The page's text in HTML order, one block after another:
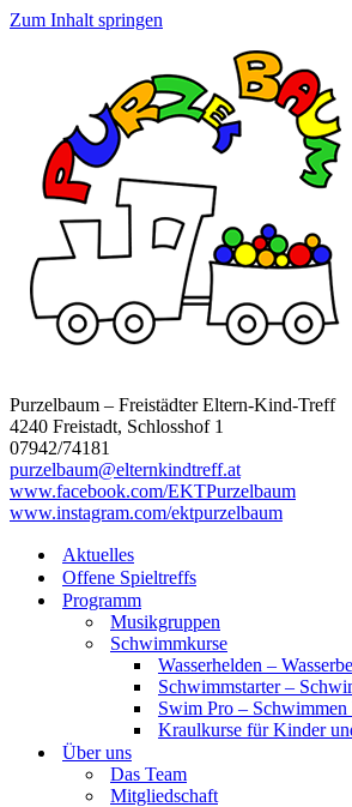
Zum Inhalt springen
Purzelbaum – Freistädter Eltern-Kind-Treff
4240 Freistadt, Schlosshof 1
07942/74181
purzelbaum@elternkindtreff.at
www.facebook.com/EKTPurzelbaum
www.instagram.com/ektpurzelbaum
Aktuelles
Offene Spieltreffs
Programm
Musikgruppen
Schwimmkurse
Wasserhelden –
Schwimmstarter –
Swim Pro – Schwimmen
Kraulkurse für Kinder
Über uns
Das Team
Mitgliedschaft